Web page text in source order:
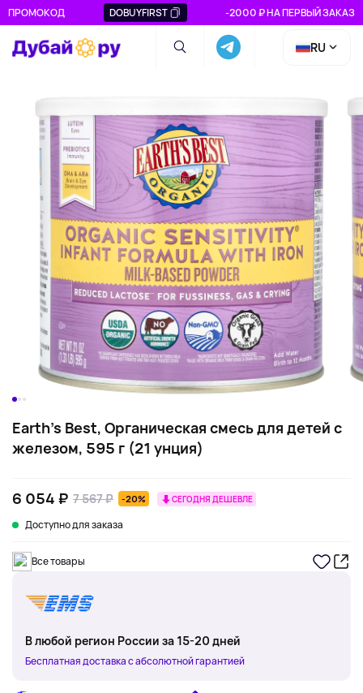
ПРОМОКОД DOBUYFIRST -2000 ₽ НА ПЕРВЫЙ ЗАКАЗ
RU
Earth's Best, Органическая смесь для детей с
железом, 595 г (21 унция)
6 054 ₽ 7 567 ₽ -20% СЕГОДНЯ ДЕШЕВЛЕ
Доступно для заказа
Все товары
В любой регион России за 15-20 дней
Бесплатная доставка с абсолютной гарантией